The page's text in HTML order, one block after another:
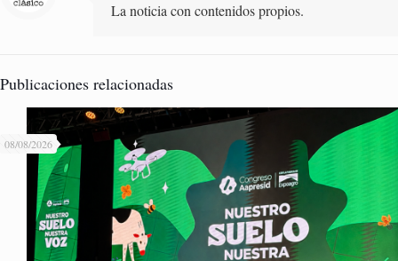
La noticia con contenidos propios.
Publicaciones relacionadas
08/08/2026